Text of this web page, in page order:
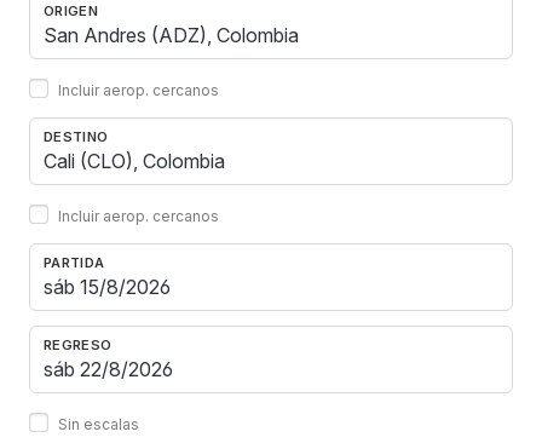
ORIGEN
Incluir aerop. cercanos
DESTINO
Incluir aerop. cercanos
PARTIDA
REGRESO
Sin escalas